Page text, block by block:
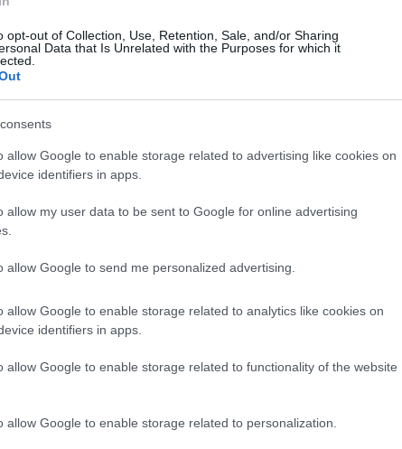
opt-out of Collection, Use, Retention, Sale, and/or Sharing
Data that Is Unrelated with the Purposes for which it
allow Google to enable storage related to advertising like cookies on
identifiers in apps.
allow my user data to be sent to Google for online advertising
allow Google to send me personalized advertising.
allow Google to enable storage related to analytics like cookies on
identifiers in apps.
allow Google to enable storage related to functionality of the website
allow Google to enable storage related to personalization.
a videóért!